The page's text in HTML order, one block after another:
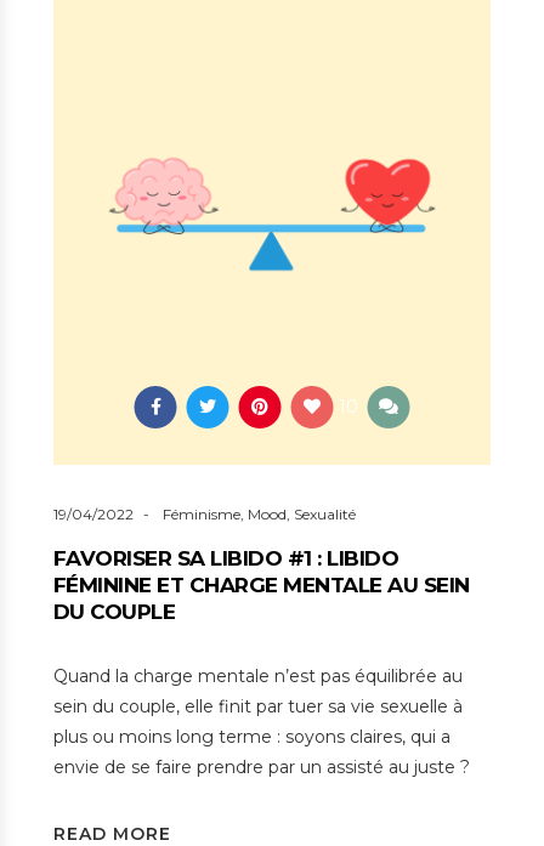
10
19/04/2022 Féminisme Mood Sexualité
FAVORISER SA LIBIDO #1 : LIBIDO
FÉMININE ET CHARGE MENTALE AU SEIN
DU COUPLE
Quand la charge mentale n’est pas équilibrée au
sein du couple, elle finit par tuer sa vie sexuelle à
plus ou moins long terme : soyons claires, qui a
envie de se faire prendre par un assisté au juste ?
READ MORE